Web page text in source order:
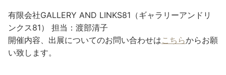
有限会社GALLERY AND LINKS81（ギャラリーアンドリ
ンクス81） 担当：渡部清子
開催内容、出展についてのお問い合わせはこちらからお願
い致します。